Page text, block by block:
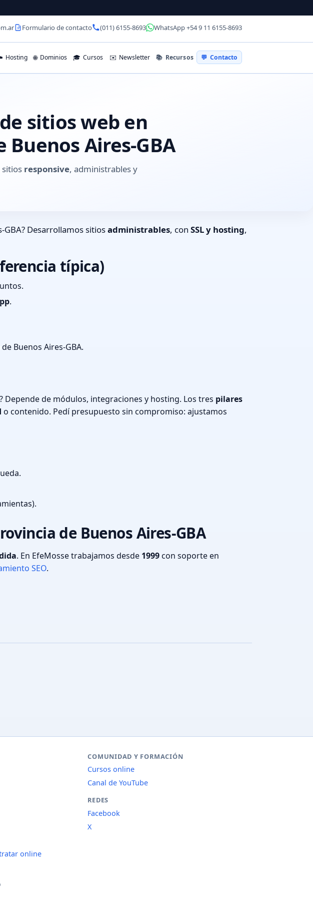
Formulario de contacto (011) 6155-8693 WhatsApp +54 9 11 6155-8693
Hosting 🌐 Dominios 🎓 Cursos ✉️ Newsletter 📚 Recursos 💬 Contacto
sitios web en
Aires-GBA
sitios responsive, administrables y
Desarrollamos sitiosadministrables, con SSL y hosting,
típica)
.
Buenos Aires-GBA.
Depende de módulos, integraciones y hosting. Los tres pilares
o contenido. Pedí presupuesto sin compromiso: ajustamos
de Buenos Aires-GBA
. En EfeMosse trabajamos desde 1999con soporte en
SEO.
online
COMUNIDAD Y FORMACIÓN
Cursos online
Canal de YouTube
REDES
Facebook
X